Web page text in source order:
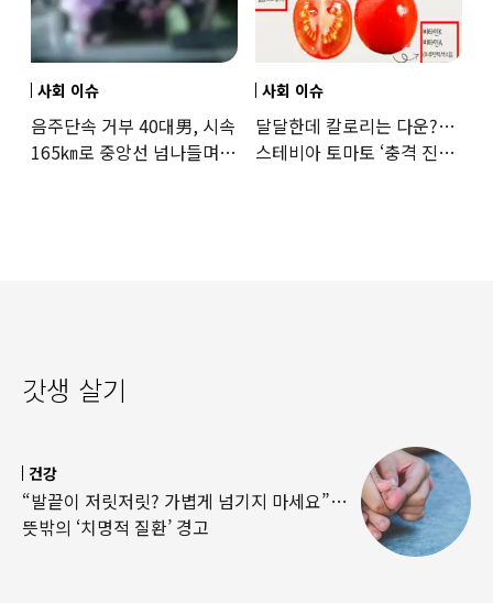
사회 이슈
음주단속 거부 40대男, 시속
165㎞로 중앙선 넘나들며
사회 이슈
달달한데 칼로리는 다운?…
스테비아 토마토 ‘충격 진실’
갓생 살기
건강
“발끝이 저릿저릿? 가볍게 넘기지 마세요”…
뜻밖의 ‘치명적 질환’ 경고